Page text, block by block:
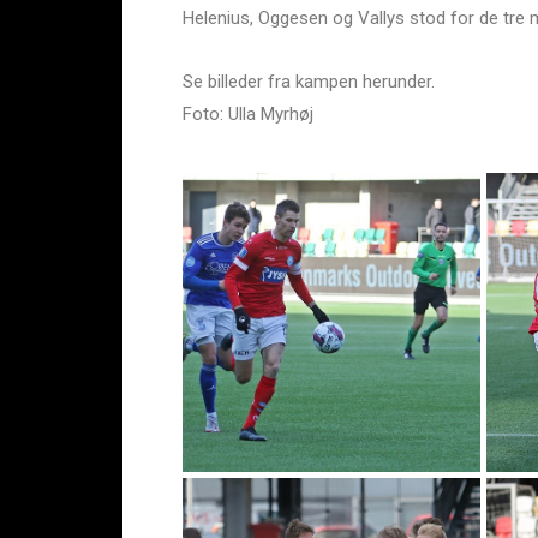
Helenius, Oggesen og Vallys stod for de tre
Se billeder fra kampen herunder.
Foto: Ulla Myrhøj